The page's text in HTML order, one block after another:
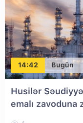
14:42 Bugün
Husilər
emalı zavoduna